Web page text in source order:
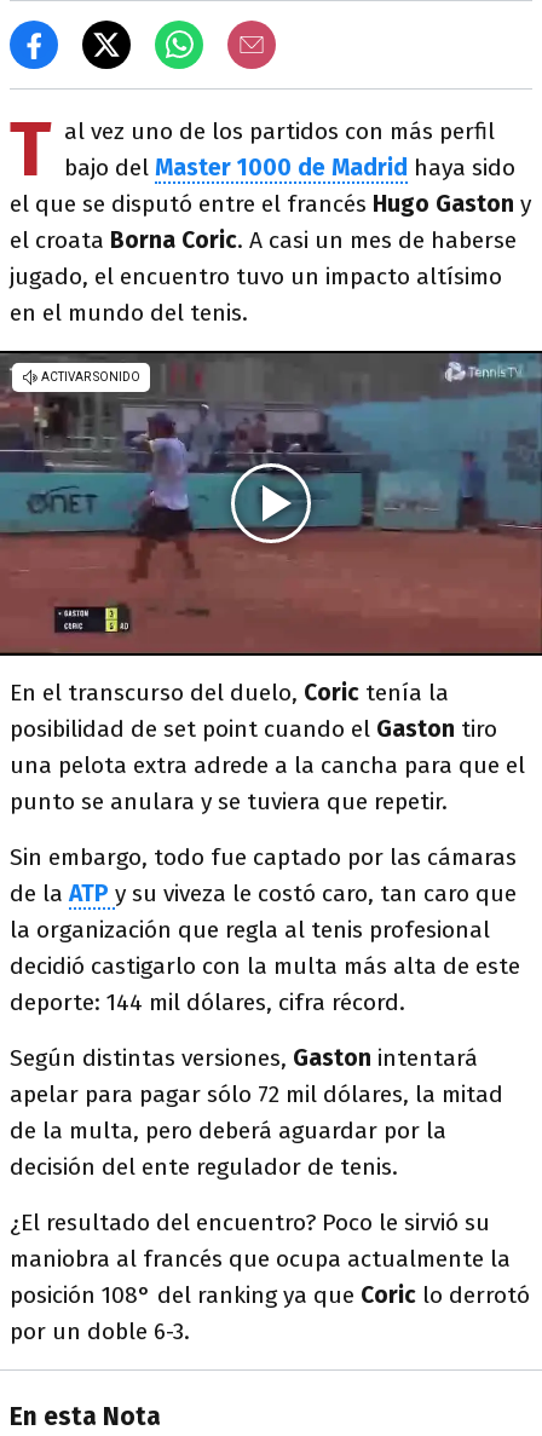
T al vez uno de los partidos con más perfil
bajo del Master 1000 de Madrid haya sido
el que se disputó entre el francés Hugo Gaston y
el croata Borna Coric. A casi un mes de haberse
jugado, el encuentro tuvo un impacto altísimo
en el mundo del tenis.
En el transcurso del duelo, Coric tenía la
posibilidad de set point cuando el Gaston tiro
una pelota extra adrede a la cancha para que el
punto se anulara y se tuviera que repetir.
Sin embargo, todo fue captado por las cámaras
de laATP y su viveza le costó caro, tan caro que
la organización que regla al tenis profesional
decidió castigarlo con la multa más alta de este
deporte: 144 mil dólares, cifra récord.
Según distintas versiones, Gaston intentará
apelar para pagar sólo 72 mil dólares, la mitad
de la multa, pero deberá aguardar por la
decisión del ente regulador de tenis.
¿El resultado del encuentro? Poco le sirvió su
maniobra al francés que ocupa actualmente la
posición 108° del ranking ya que Coric lo derrotó
por un doble 6-3.
En esta Nota